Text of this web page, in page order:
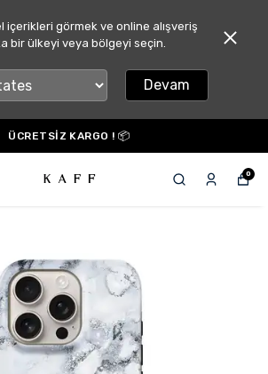
içerikleri görmek ve online alışveriş
bir ülkeyi veya bölgeyi seçin.
Devam
ÜCRETSİZ KARGO ! 📦
0